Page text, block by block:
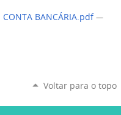
CONTA BANCÁRIA.pdf —
Voltar para o topo